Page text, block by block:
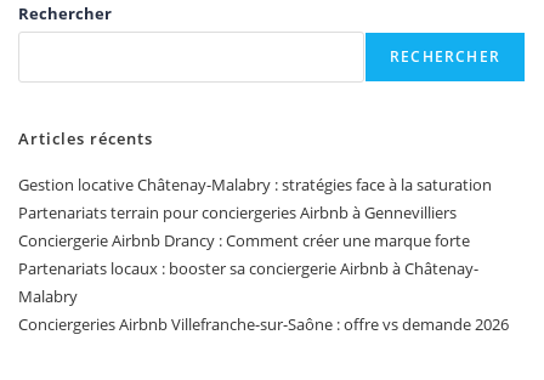
Rechercher
RECHERCHER
Articles récents
Gestion locative Châtenay-Malabry : stratégies face à la saturation
Partenariats terrain pour conciergeries Airbnb à Gennevilliers
Conciergerie Airbnb Drancy : Comment créer une marque forte
Partenariats locaux : booster sa conciergerie Airbnb à Châtenay-
Malabry
Conciergeries Airbnb Villefranche-sur-Saône : offre vs demande 2026